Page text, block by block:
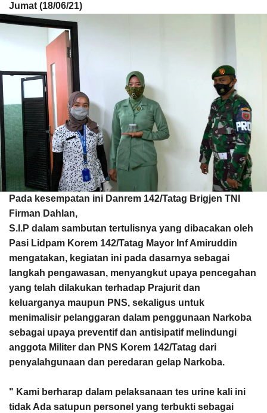
Jumat (18/06/21)
Pada kesempatan ini Danrem 142/Tatag Brigjen TNI
Firman Dahlan,
S.I.P dalam sambutan tertulisnya yang dibacakan oleh
Pasi Lidpam Korem 142/Tatag Mayor Inf Amiruddin
mengatakan, kegiatan ini pada dasarnya sebagai
langkah pengawasan, menyangkut upaya pencegahan
yang telah dilakukan terhadap Prajurit dan
keluarganya maupun PNS, sekaligus untuk
menimalisir pelanggaran dalam penggunaan Narkoba
sebagai upaya preventif dan antisipatif melindungi
anggota Militer dan PNS Korem 142/Tatag dari
penyalahgunaan dan peredaran gelap Narkoba.
" Kami berharap dalam pelaksanaan tes urine kali ini
tidak Ada satupun personel yang terbukti sebagai